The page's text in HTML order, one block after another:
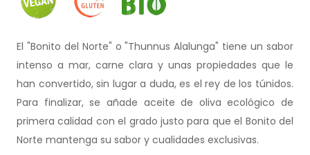
El "Bonito del Norte" o "Thunnus Alalunga" tiene un sabor
intenso a mar, carne clara y unas propiedades que le
han convertido, sin lugar a duda, es el rey de los túnidos.
Para finalizar, se añade aceite de oliva ecológico de
primera calidad con el grado justo para que el Bonito del
Norte mantenga su sabor y cualidades exclusivas.